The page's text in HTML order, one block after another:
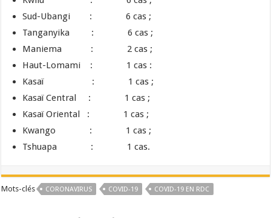
Sud-Ubangi : 6 cas ;
Tanganyika : 6 cas ;
Maniema : 2 cas ;
Haut-Lomami : 1 cas :
Kasaï : 1 cas ;
Kasaï Central : 1 cas ;
Kasaï Oriental : 1 cas ;
Kwango : 1 cas ;
Tshuapa : 1 cas.
Mots-clés CORONAVIRUS COVID-19 COVID-19 EN RDC